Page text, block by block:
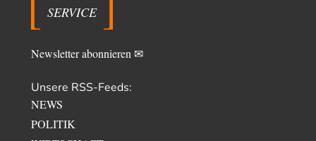
Theo Noestonto
vor 1 Tag zu:
@DIRTY OPERATING SYSTEM Ihre Argumentation teile ich, soweit
Routardvor 1 Tag zu:
Die Araber und die Shoah
Ich kenne das Buch von Gilbert Achcar, The Arabs and the Holocaust,
SERVICE
Newsletter abonnieren ✉
Unsere RSS-Feeds:
NEWS
POLITIK